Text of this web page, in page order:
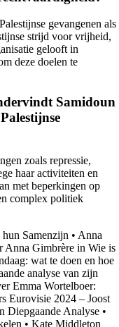
gevangenen als
strijd voor vrijheid,
gelooft in
deze doelen te
Samidoun
zoals repressie,
haar activiteiten en
met beperkingen op
complex politiek
Samenzijn • Anna
Anna Gimbrère in Wie is
wat te doen en hoe
analyse van zijn
Emma Wortelboer:
Eurovisie 2024 – Joost
Diepgaande Analyse •
• Kate Middleton